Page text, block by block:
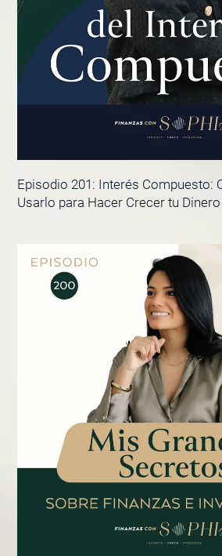
Episodio 201: Interés Compuesto:
Usarlo para Hacer Crecer tu Dinero